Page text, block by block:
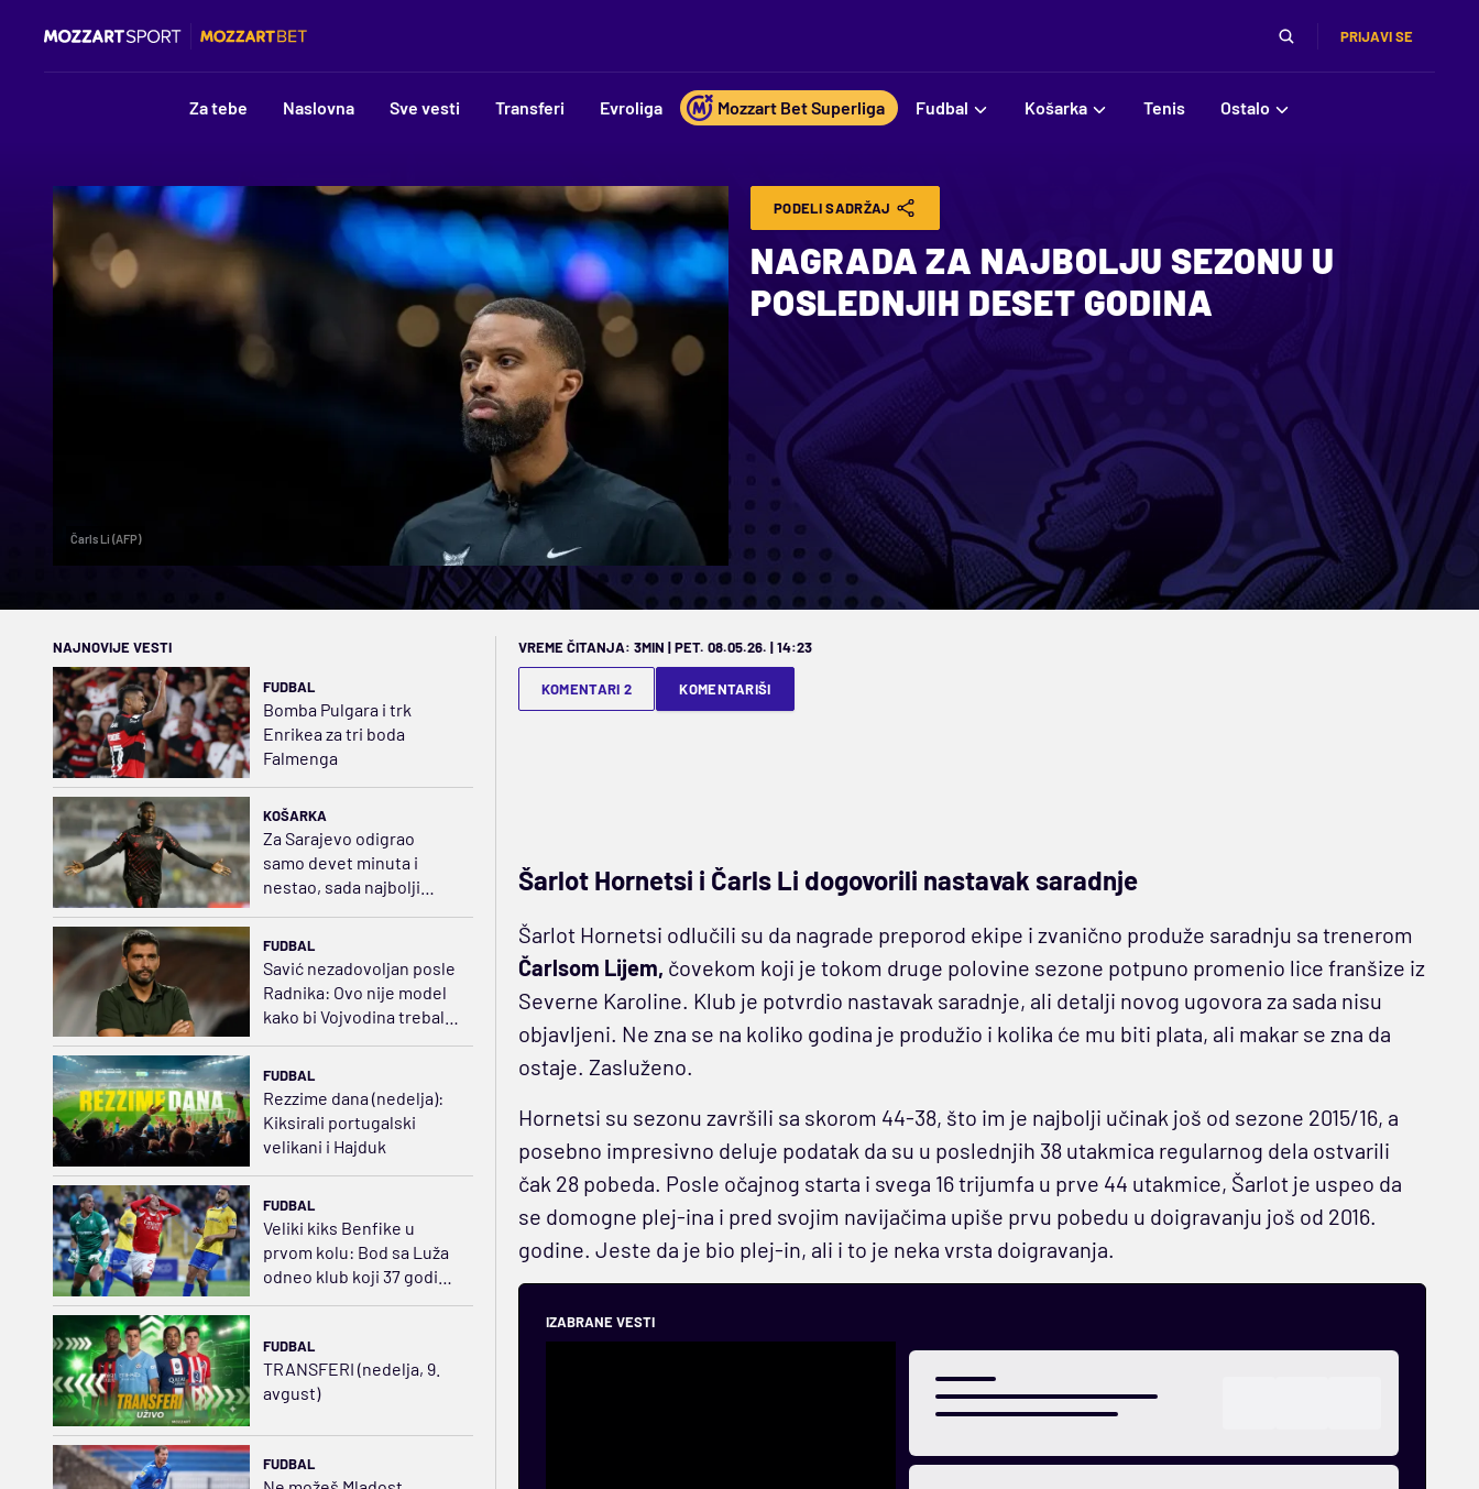
PRIJAVI SE
Za tebe Naslovna Sve vesti Transferi Evroliga Mozzart Bet Superliga Fudbal Košarka Tenis Ostalo
Čarls Li (AFP)
PODELI SADRŽAJ
NAGRADA ZA NAJBOLJU SEZONU U
POSLEDNJIH DESET GODINA
NAJNOVIJE VESTI
FUDBAL
Bomba Pulgara i trk
Enrikea za tri boda
Falmenga
KOŠARKA
Za Sarajevo odigrao
samo devet minuta i
nestao, sada najbolji
FUDBAL
Savić nezadovoljan posle
Radnika: Ovo nije model
kako bi Vojvodina trebalo
da izgleda
FUDBAL
Rezzime dana (nedelja):
Kiksirali portugalski
velikani i Hajduk
FUDBAL
Veliki kiks Benfike u
prvom kolu: Bod sa Luža
odneo klub koji 37 godina
FUDBAL
TRANSFERI (nedelja, 9.
avgust)
FUDBAL
VREME ČITANJA: 3MIN | PET. 08.05.26. | 14:23
KOMENTARI 2 KOMENTARIŠI
Šarlot Hornetsi i Čarls Li dogovorili nastavak saradnje
Šarlot Hornetsi odlučili su da nagrade preporod ekipe i zvanično produže saradnju sa trenerom
Čarlsom Lijem, čovekom koji je tokom druge polovine sezone potpuno promenio lice franšize iz
Severne Karoline. Klub je potvrdio nastavak saradnje, ali detalji novog ugovora za sada nisu
objavljeni. Ne zna se na koliko godina je produžio i kolika će mu biti plata, ali makar se zna da
ostaje. Zasluženo.
Hornetsi su sezonu završili sa skorom 44-38, što im je najbolji učinak još od sezone 2015/16, a
posebno impresivno deluje podatak da su u poslednjih 38 utakmica regularnog dela ostvarili
čak 28 pobeda. Posle očajnog starta i svega 16 trijumfa u prve 44 utakmice, Šarlot je uspeo da
se domogne plej-ina i pred svojim navijačima upiše prvu pobedu u doigravanju još od 2016.
godine. Jeste da je bio plej-in, ali i to je neka vrsta doigravanja.
IZABRANE VESTI